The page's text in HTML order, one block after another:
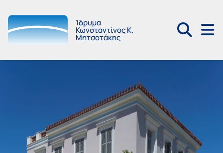
Ίδρυμα
Κωνσταντίνος Κ.
Μητσοτάκης